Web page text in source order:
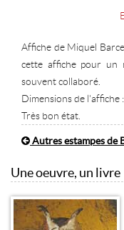
Affiche de Miquel
cette affiche pour un
souvent collaboré.
Dimensions de l'affiche
Très bon état.
Autres estampes de
Une oeuvre, un livre